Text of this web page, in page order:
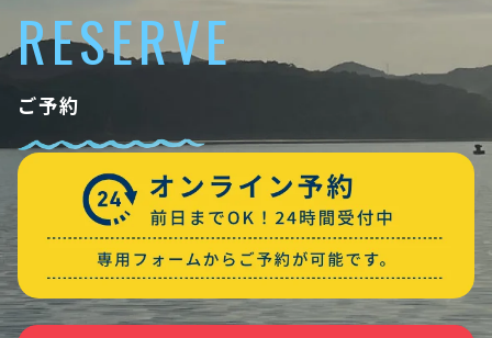
RESERVE
ご予約